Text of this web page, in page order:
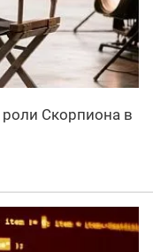
Скорпиона в